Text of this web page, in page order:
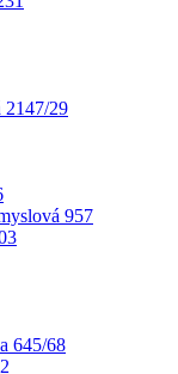
2147/29
957
645/68